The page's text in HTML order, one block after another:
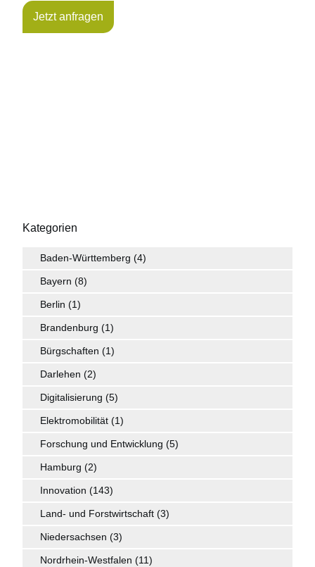
Jetzt anfragen
Kategorien
Baden-Württemberg (4)
Bayern (8)
Berlin (1)
Brandenburg (1)
Bürgschaften (1)
Darlehen (2)
Digitalisierung (5)
Elektromobilität (1)
Forschung und Entwicklung (5)
Hamburg (2)
Innovation (143)
Land- und Forstwirtschaft (3)
Niedersachsen (3)
Nordrhein-Westfalen (11)